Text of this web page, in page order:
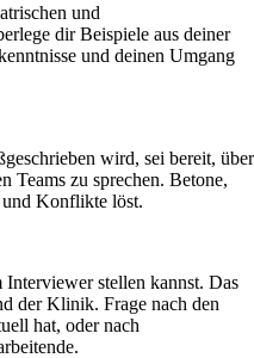
und
dir Beispiele aus deiner
und deinen Umgang
wird, sei bereit, über
Teams zu sprechen. Betone,
und Konflikte löst.
stellen kannst. Das
der Klinik. Frage nach den
hat, oder nach